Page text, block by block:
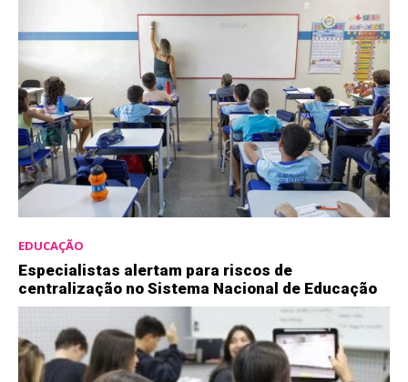
EDUCAÇÃO
Especialistas alertam para riscos de
centralização no Sistema Nacional de Educação